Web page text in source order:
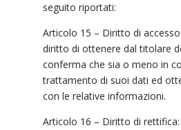
seguito riportati:
Articolo 15 – Diritto di
diritto di ottenere dal titolare
conferma che sia o meno in
trattamento di suoi dati ed
con le relative informazioni.
Articolo 16 – Diritto di rettifica: